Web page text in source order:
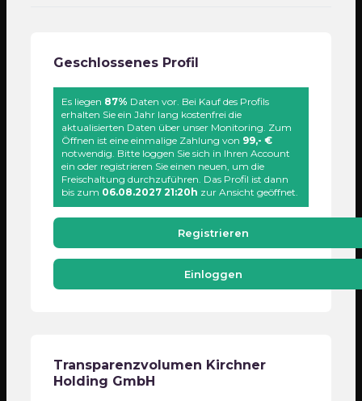
Geschlossenes Profil
Es liegen 87% Daten vor. Bei Kauf des Profils
erhalten Sie ein Jahr lang kostenfrei die
aktualisierten Daten über unser Monitoring. Zum
Öffnen ist eine einmalige Zahlung von 99,- €
notwendig. Bitte loggen Sie sich in Ihren Account
ein oder registrieren Sie einen neuen, um die
Freischaltung durchzuführen. Das Profil ist dann
bis zum 06.08.2027 21:20h zur Ansicht geöffnet.
Registrieren
Einloggen
Transparenzvolumen Kirchner
Holding GmbH